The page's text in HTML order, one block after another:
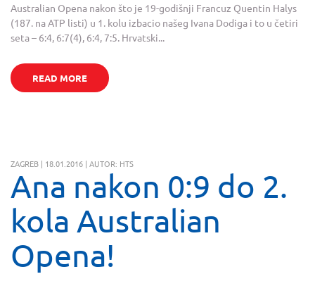
Australian Opena nakon što je 19-godišnji Francuz Quentin Halys
(187. na ATP listi) u 1. kolu izbacio našeg Ivana Dodiga i to u četiri
seta – 6:4, 6:7(4), 6:4, 7:5. Hrvatski...
READ MORE
ZAGREB | 18.01.2016 | AUTOR: HTS
Ana nakon 0:9 do 2.
kola Australian
Opena!